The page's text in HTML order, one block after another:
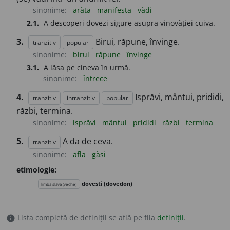
sinonime: arăta manifesta
vădi
2.1. A descoperi dovezi sigure asupra vinovăției cuiva.
3. tranzitiv popular Birui, răpune, învinge.
sinonime: birui răpune
învinge
3.1. A lăsa pe cineva în urmă.
sinonime:
întrece
4. tranzitiv intranzitiv popular
Isprăvi, mântui, prididi,
răzbi, termina.
sinonime: isprăvi mântui prididi răzbi termina
5. tranzitiv A da de ceva.
sinonime: afla
găsi
etimologie:
limba slavă (veche) dovesti (dovedon)
info Lista completă de definiții se află pe fila definiții.